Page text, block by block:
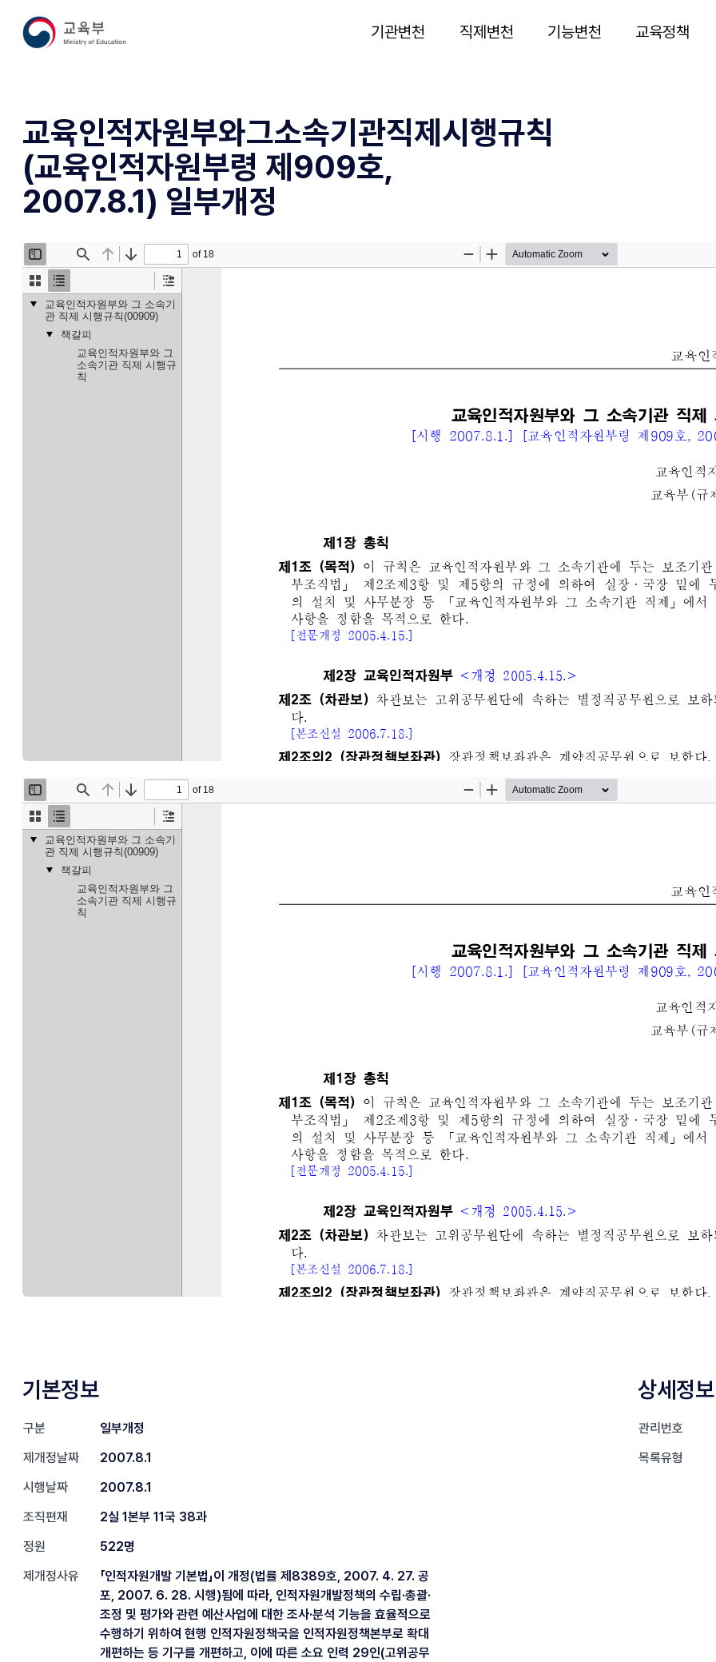
기관변천 직제변천 기능변천 교육정책
교육인적자원부와그소속기관직제시행규칙
(교육인적자원부령 제909호,
2007.8.1) 일부개정
기본정보
구분
일부개정
제개정날짜
2007.8.1
시행날짜
2007.8.1
조직편재
2실 1본부 11국 38과
정원
522명
제개정사유
「인적자원개발 기본법」이 개정(법률 제8389호, 2007. 4. 27. 공
포, 2007. 6. 28. 시행)됨에 따라, 인적자원개발정책의 수립·총괄·
조정 및 평가와 관련 예산사업에 대한 조사·분석 기능을 효율적으로
수행하기 위하여 현행 인적자원정책국을 인적자원정책본부로 확대
개편하는 등 기구를 개편하고, 이에 따른 소요 인력 29인(고위공무
상세정보
관리번호
목록유형